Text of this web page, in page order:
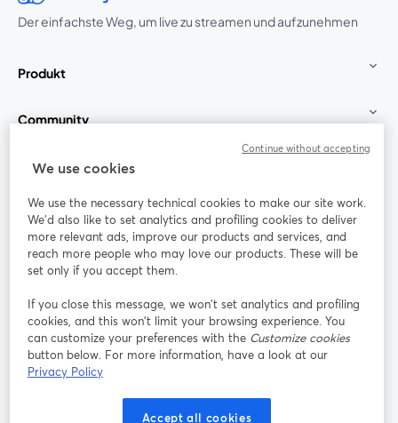
Der einfachste Weg, um live zu streamen und aufzunehmen
Produkt
Community
StreamYard für
Mitmachen
Webinar Facebook
wird in einem neuen Tab geöffnet
X (Twitter)
wird in einem neuen Tab geöffnet
Nutzungsbedingungen
wird in einem neuen Tab geöffnet
Datenschutzrichtlinie Cookie-Richtlinie
We use cookies
We use the necessary technical cookies to make our site work.
We'd also like to set analytics and profiling cookies to deliver
more relevant ads, improve our products and services, and
reach more people who may love our products. These will be
set only if you accept them.
If you close this message, we won’t set analytics and profiling
cookies, and this won’t limit your browsing experience. You
can customize your preferences with the Customize cookies
button below. For more information, have a look at our
Privacy Policy
Accept all cookies
Continue without accepting